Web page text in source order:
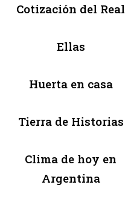
Cotización del Real
Ellas
Huerta en casa
Tierra de Historias
Clima de hoy en
Argentina